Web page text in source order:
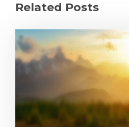
Related Posts